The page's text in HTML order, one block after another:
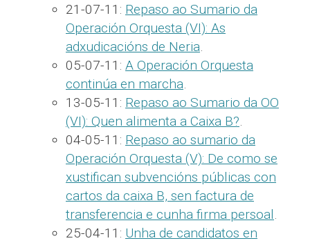
21-07-11: Repaso ao Sumario da
Operación Orquesta (VI): As
adxudicacións de Neria.
05-07-11: A Operación Orquesta
continúa en marcha.
13-05-11: Repaso ao Sumario da OO
(VI): Quen alimenta a Caixa B?.
04-05-11: Repaso ao sumario da
Operación Orquesta (V): De como se
xustifican subvencións públicas con
cartos da caixa B, sen factura de
transferencia e cunha firma persoal.
25-04-11: Unha de candidatos en